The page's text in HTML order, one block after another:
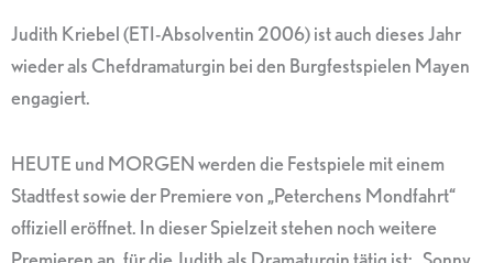
Judith Kriebel (ETI-Absolventin 2006) ist auch dieses Jahr
wieder als Chefdramaturgin bei den Burgfestspielen Mayen
engagiert.
HEUTE und MORGEN werden die Festspiele mit einem
Stadtfest sowie der Premiere von „Peterchens Mondfahrt“
offiziell eröffnet. In dieser Spielzeit stehen noch weitere